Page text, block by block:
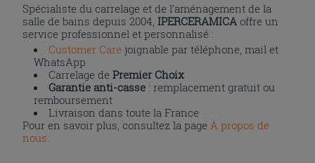
Spécialiste du carrelage et de l’aménagement de la
salle de bains depuis 2004,IPERCERAMICA offre un
service professionnel et personnalisé :
Customer Care joignable par téléphone, mail et
WhatsApp
Carrelage dePremier Choix
Garantie anti-casse : remplacement gratuit ou
remboursement
Livraison dans toute la France
Pour en savoir plus, consultez la page À propos de
nous